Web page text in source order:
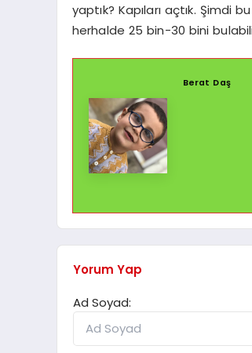
yaptık? Kapıları açtık. Şimdi
herhalde 25 bin-30 bini
Berat Daş
Yorum Yap
Ad Soyad: